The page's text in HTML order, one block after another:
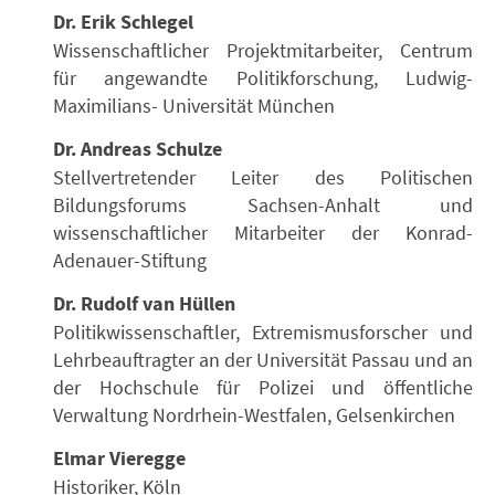
Dr. Erik Schlegel
Wissenschaftlicher Projektmitarbeiter, Centrum
für angewandte Politikforschung, Ludwig-
Maximilians- Universität München
Dr. Andreas Schulze
Stellvertretender Leiter des Politischen
Bildungsforums Sachsen-Anhalt und
wissenschaftlicher Mitarbeiter der Konrad-
Adenauer-Stiftung
Dr. Rudolf van Hüllen
Politikwissenschaftler, Extremismusforscher und
Lehrbeauftragter an der Universität Passau und an
der Hochschule für Polizei und öffentliche
Verwaltung Nordrhein-Westfalen, Gelsenkirchen
Elmar Vieregge
Historiker, Köln